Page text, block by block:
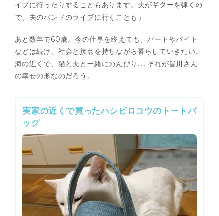
イブに行ったりすることもあります。夫がギターを弾くの
で、夫のバンドのライブに行くことも」
あと数年で60歳。今の仕事を終えても、パートやバイト
などは続け、社会と接点を持ちながら暮らしていきたい。
海の近くで、猫と夫と一緒にのんびり……それが皆川さん
の幸せの形なのだろう。
実家の近くで買ったハシビロコウのトートバ
ッグ